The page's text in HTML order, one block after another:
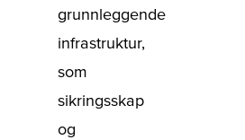
grunnleggende
infrastruktur,
som
sikringsskap
og